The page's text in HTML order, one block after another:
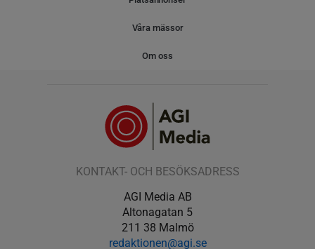
Våra mässor
Om oss
KONTAKT- OCH BESÖKSADRESS
AGI Media AB
Altonagatan 5
211 38 Malmö
redaktionen@agi.se